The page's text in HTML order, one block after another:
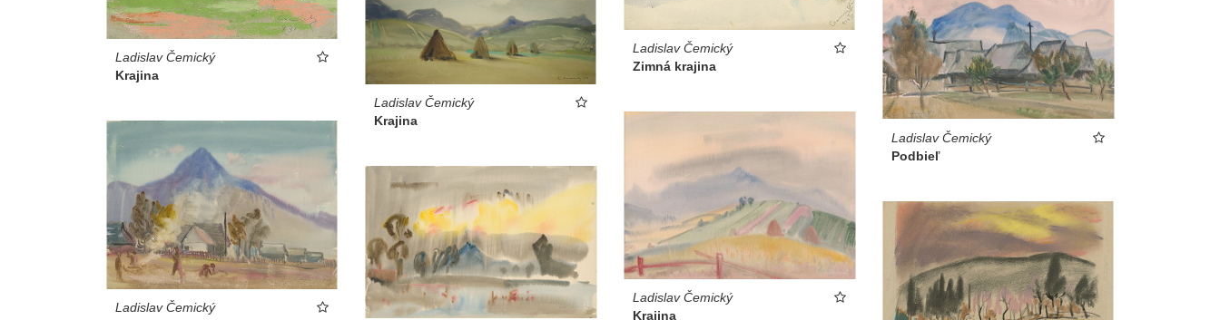
Ladislav Čemický
Krajina
Ladislav Čemický
Zimná krajina
Ladislav Čemický
Krajina
Ladislav Čemický
Podbieľ
Ladislav Čemický
Krajina
Ladislav Čemický